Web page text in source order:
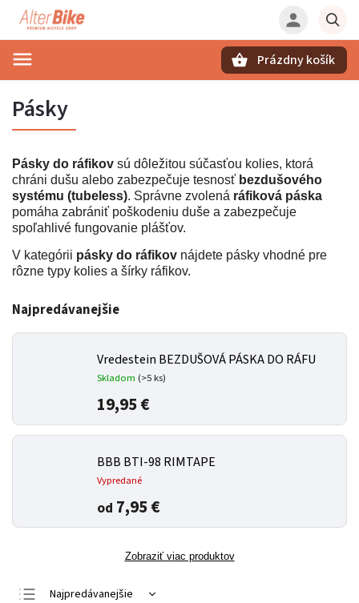
Prázdny košík
Pásky
Pásky do ráfikov sú dôležitou súčasťou kolies, ktorá
chráni dušu alebo zabezpečuje tesnosť bezdušového
systému (tubeless). Správne zvolená ráfiková páska
pomáha zabrániť poškodeniu duše a zabezpečuje
spoľahlivé fungovanie plášťov.
V kategórii pásky do ráfikov nájdete pásky vhodné pre
rôzne typy kolies a šírky ráfikov.
Najpredávanejšie
Vredestein BEZDUŠOVÁ PÁSKA DO RÁFU
Skladom (>5 ks)
19,95 €
BBB BTI-98 RIMTAPE
Vypredané
od 7,95 €
Zobraziť viac produktov
Najpredávanejšie